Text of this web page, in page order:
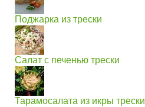
Поджарка из трески
Салат с печенью трески
Тарамосалата из икры трески